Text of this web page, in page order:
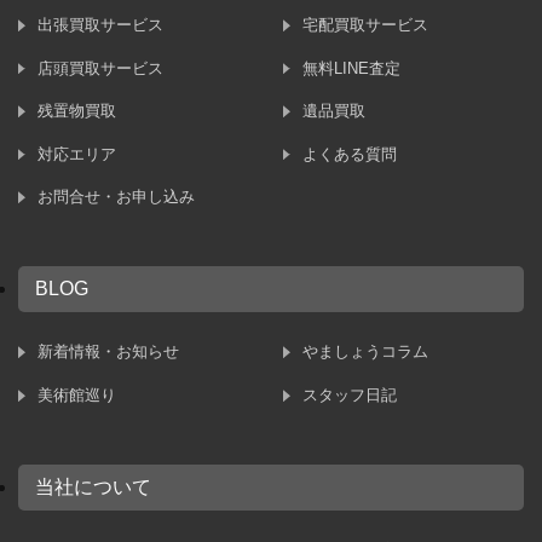
出張買取サービス 宅配買取サービス
店頭買取サービス 無料LINE査定
残置物買取 遺品買取
対応エリア よくある質問
お問合せ・お申し込み
BLOG
新着情報・お知らせ やましょうコラム
美術館巡り スタッフ日記
当社について